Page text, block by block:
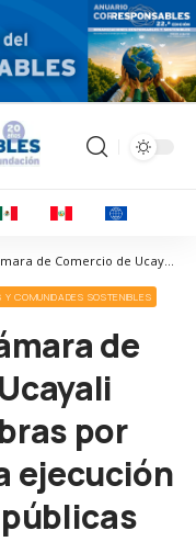
Corresponsables > Noticias > CONFIEP y la Cámara de Comercio de Ucayali promoverán Obras por Impuestos para la ejecución de inversiones públicas
Y COMUNIDADES SOSTENIBLES
de
por
ejecución